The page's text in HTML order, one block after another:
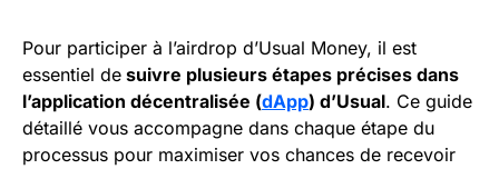
Pour participer à l’airdrop d’Usual Money, il est
essentiel de suivre plusieurs étapes précises dans
l’application décentralisée (dApp) d’Usual. Ce guide
détaillé vous accompagne dans chaque étape du
processus pour maximiser vos chances de recevoir